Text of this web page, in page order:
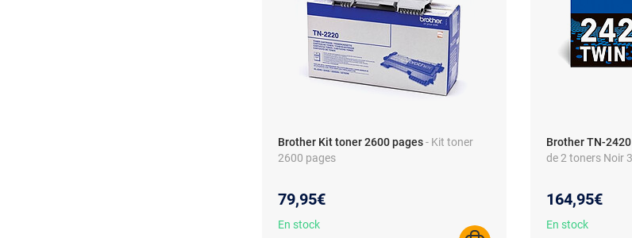
Brother Kit toner 2600 pages- Kit toner
2600 pages
79,95€
En stock
Brother TN-
de 2 toners Noir
164,95€
En stock